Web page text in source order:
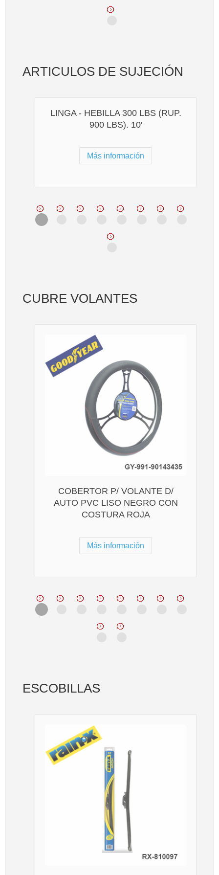
ARTICULOS DE SUJECIÓN
LINGA - HEBILLA 300 LBS (RUP.
900 LBS). 10'
Más información
CUBRE VOLANTES
COBERTOR P/ VOLANTE D/
AUTO PVC LISO NEGRO CON
COSTURA ROJA
Más información
ESCOBILLAS